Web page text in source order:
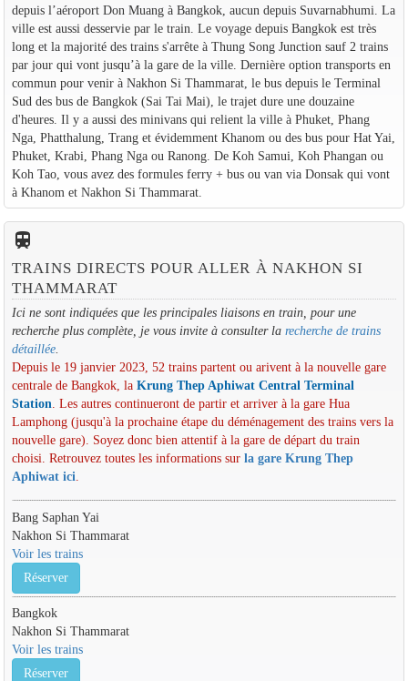
depuis l’aéroport Don Muang à Bangkok, aucun depuis Suvarnabhumi. La
ville est aussi desservie par le train. Le voyage depuis Bangkok est très
long et la majorité des trains s'arrête à Thung Song Junction sauf 2 trains
par jour qui vont jusqu’à la gare de la ville. Dernière option transports en
commun pour venir à Nakhon Si Thammarat, le bus depuis le Terminal
Sud des bus de Bangkok (Sai Tai Mai), le trajet dure une douzaine
d'heures. Il y a aussi des minivans qui relient la ville à Phuket, Phang
Nga, Phatthalung, Trang et évidemment Khanom ou des bus pour Hat Yai,
Phuket, Krabi, Phang Nga ou Ranong. De Koh Samui, Koh Phangan ou
Koh Tao, vous avez des formules ferry + bus ou van via Donsak qui vont
à Khanom et Nakhon Si Thammarat.
train
TRAINS DIRECTS POUR ALLER À NAKHON SI
THAMMARAT
Ici ne sont indiquées que les principales liaisons en train, pour une
recherche plus complète, je vous invite à consulter la recherche de trains
détaillée.
Depuis le 19 janvier 2023, 52 trains partent ou arivent à la nouvelle gare
centrale de Bangkok, la Krung Thep Aphiwat Central Terminal
Station . Les autres continueront de partir et arriver à la gare Hua
Lamphong (jusqu'à la prochaine étape du déménagement des trains vers la
nouvelle gare). Soyez donc bien attentif à la gare de départ du train
choisi. Retrouvez toutes les informations sur la gare Krung Thep
Aphiwat ici
Bang Saphan Yai
Nakhon Si Thammarat
Voir les trains
Réserver
Bangkok
Nakhon Si Thammarat
Voir les trains
Réserver